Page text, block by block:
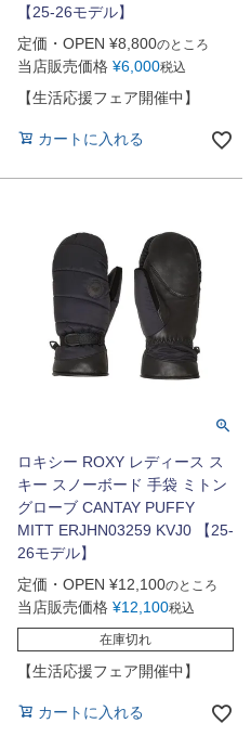
【25-26モデル】
定価・OPEN ¥8,800のところ
当店販売価格 ¥6,000税込
【生活応援フェア開催中】
カートに入れる
ロキシー ROXY レディース ス
キー スノーボード 手袋 ミトン
グローブ CANTAY PUFFY
MITT ERJHN03259 KVJ0 【25-
26モデル】
定価・OPEN ¥12,100のところ
当店販売価格 ¥12,100税込
在庫切れ
【生活応援フェア開催中】
カートに入れる